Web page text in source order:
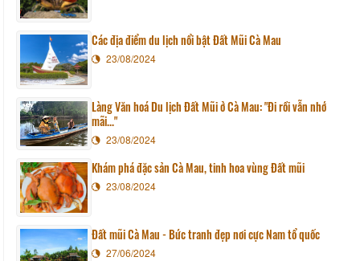
Các địa điểm du lịch nổi bật Đất Mũi Cà Mau
23/08/2024
Làng Văn hoá Du lịch Đất Mũi ở Cà Mau: "Đi rồi vẫn nhớ
mãi..."
23/08/2024
Khám phá đặc sản Cà Mau, tinh hoa vùng Đất mũi
23/08/2024
Đất mũi Cà Mau - Bức tranh đẹp nơi cực Nam tổ quốc
27/06/2024